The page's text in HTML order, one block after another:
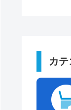
カ